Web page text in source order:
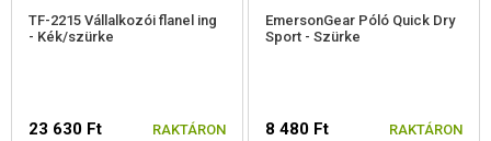
BAKANCS, CIPŐ, IMPREGNÁLÁS
KITŰZŐK
TF-2215 Vállalkozói flanel ing
- Kék/szürke
23 630 Ft RAKTÁRON
EmersonGear Póló Quick Dry
Sport - Szürke
8 480 Ft RAKTÁRON
L M